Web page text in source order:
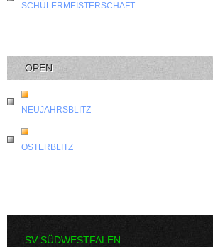
SCHÜLERMEISTERSCHAFT
OPEN
NEUJAHRSBLITZ
OSTERBLITZ
SV SÜDWESTFALEN